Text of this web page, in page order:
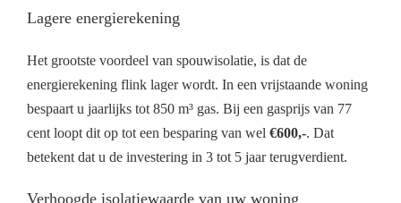
Lagere energierekening
Het grootste voordeel van spouwisolatie, is dat de
energierekening flink lager wordt. In een vrijstaande woning
bespaart u jaarlijks tot 850 m³ gas. Bij een gasprijs van 77
cent loopt dit op tot een besparing van wel €600,-. Dat
betekent dat u de investering in 3 tot 5 jaar terugverdient.
Verhoogde isolatiewaarde van uw woning